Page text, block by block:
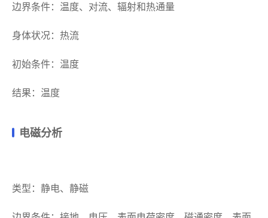
边界条件：温度、对流、辐射和热通量
身体状况：热流
初始条件：温度
结果：温度
电磁分析
类型：静电、静磁